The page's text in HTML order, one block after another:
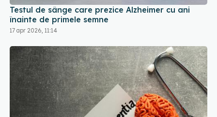
Testul de sânge care prezice Alzheimer cu ani
înainte de primele semne
17 apr 2026, 11:14